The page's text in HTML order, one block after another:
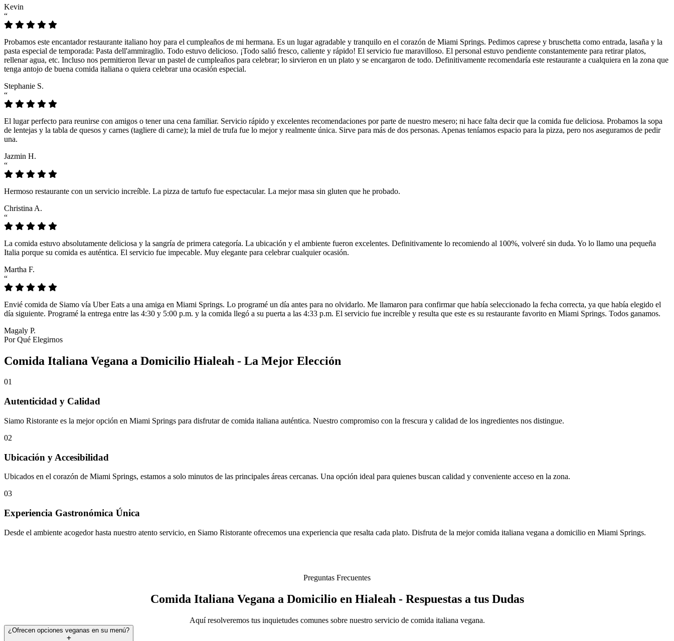
Kevin
“
Probamos este encantador restaurante italiano hoy para el cumpleaños de mi hermana. Es un lugar agradable y tranquilo en el corazón de Miami Springs. Pedimos caprese y bruschetta como entrada, lasaña y la
pasta especial de temporada: Pasta dell'ammiraglio. Todo estuvo delicioso. ¡Todo salió fresco, caliente y rápido! El servicio fue maravilloso. El personal estuvo pendiente constantemente para retirar platos,
rellenar agua, etc. Incluso nos permitieron llevar un pastel de cumpleaños para celebrar; lo sirvieron en un plato y se encargaron de todo. Definitivamente recomendaría este restaurante a cualquiera en la zona que
tenga antojo de buena comida italiana o quiera celebrar una ocasión especial.
Stephanie S.
“
El lugar perfecto para reunirse con amigos o tener una cena familiar. Servicio rápido y excelentes recomendaciones por parte de nuestro mesero; ni hace falta decir que la comida fue deliciosa. Probamos la sopa
de lentejas y la tabla de quesos y carnes (tagliere di carne); la miel de trufa fue lo mejor y realmente única. Sirve para más de dos personas. Apenas teníamos espacio para la pizza, pero nos aseguramos de pedir
una.
Jazmin H.
“
Hermoso restaurante con un servicio increíble. La pizza de tartufo fue espectacular. La mejor masa sin gluten que he probado.
Christina A.
“
La comida estuvo absolutamente deliciosa y la sangría de primera categoría. La ubicación y el ambiente fueron excelentes. Definitivamente lo recomiendo al 100%, volveré sin duda. Yo lo llamo una pequeña
Italia porque su comida es auténtica. El servicio fue impecable. Muy elegante para celebrar cualquier ocasión.
Martha F.
“
Envié comida de Siamo vía Uber Eats a una amiga en Miami Springs. Lo programé un día antes para no olvidarlo. Me llamaron para confirmar que había seleccionado la fecha correcta, ya que había elegido el
día siguiente. Programé la entrega entre las 4:30 y 5:00 p.m. y la comida llegó a su puerta a las 4:33 p.m. El servicio fue increíble y resulta que este es su restaurante favorito en Miami Springs. Todos ganamos.
Magaly P.
Por Qué Elegirnos
Comida Italiana Vegana a Domicilio Hialeah - La Mejor Elección
01
Autenticidad y Calidad
Siamo Ristorante es la mejor opción en Miami Springs para disfrutar de comida italiana auténtica. Nuestro compromiso con la frescura y calidad de los ingredientes nos distingue.
02
Ubicación y Accesibilidad
Ubicados en el corazón de Miami Springs, estamos a solo minutos de las principales áreas cercanas. Una opción ideal para quienes buscan calidad y conveniente acceso en la zona.
03
Experiencia Gastronómica Única
Desde el ambiente acogedor hasta nuestro atento servicio, en Siamo Ristorante ofrecemos una experiencia que resalta cada plato. Disfruta de la mejor comida italiana vegana a domicilio en Miami Springs.
Preguntas Frecuentes
Comida Italiana Vegana a Domicilio en Hialeah - Respuestas a tus Dudas
Aquí resolveremos tus inquietudes comunes sobre nuestro servicio de comida italiana vegana.
¿Ofrecen opciones veganas en su menú?